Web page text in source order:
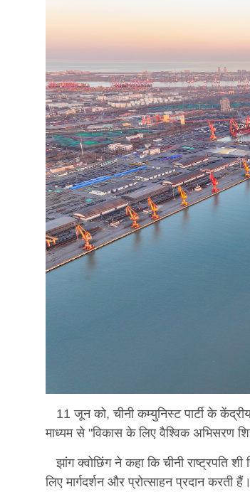
11 जून को, चीनी कम्युनिस्ट पार्टी के
माध्यम से "विकास के लिए वैश्विक अभिसरण
झांग क्वोछिंग ने कहा कि चीनी राष्ट्रपति
लिए मार्गदर्शन और प्रोत्साहन प्रदान करती